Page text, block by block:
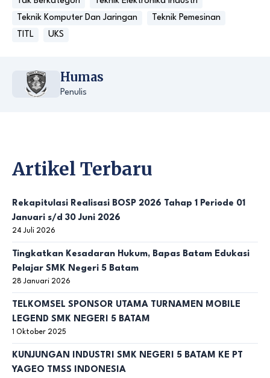
Teknik Komputer Dan Jaringan
Teknik Pemesinan
TITL
UKS
Humas
Penulis
Artikel Terbaru
Rekapitulasi Realisasi BOSP 2026 Tahap 1 Periode 01
Januari s/d 30 Juni 2026
24 Juli 2026
Tingkatkan Kesadaran Hukum, Bapas Batam Edukasi
Pelajar SMK Negeri 5 Batam
28 Januari 2026
TELKOMSEL SPONSOR UTAMA TURNAMEN MOBILE
LEGEND SMK NEGERI 5 BATAM
1 Oktober 2025
KUNJUNGAN INDUSTRI SMK NEGERI 5 BATAM KE PT
YAGEO TMSS INDONESIA